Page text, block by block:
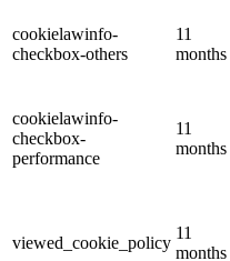
cookielawinfo-
checkbox-others
11
months
cookielawinfo-
checkbox-
performance
11
months
viewed_cookie_policy
11
months